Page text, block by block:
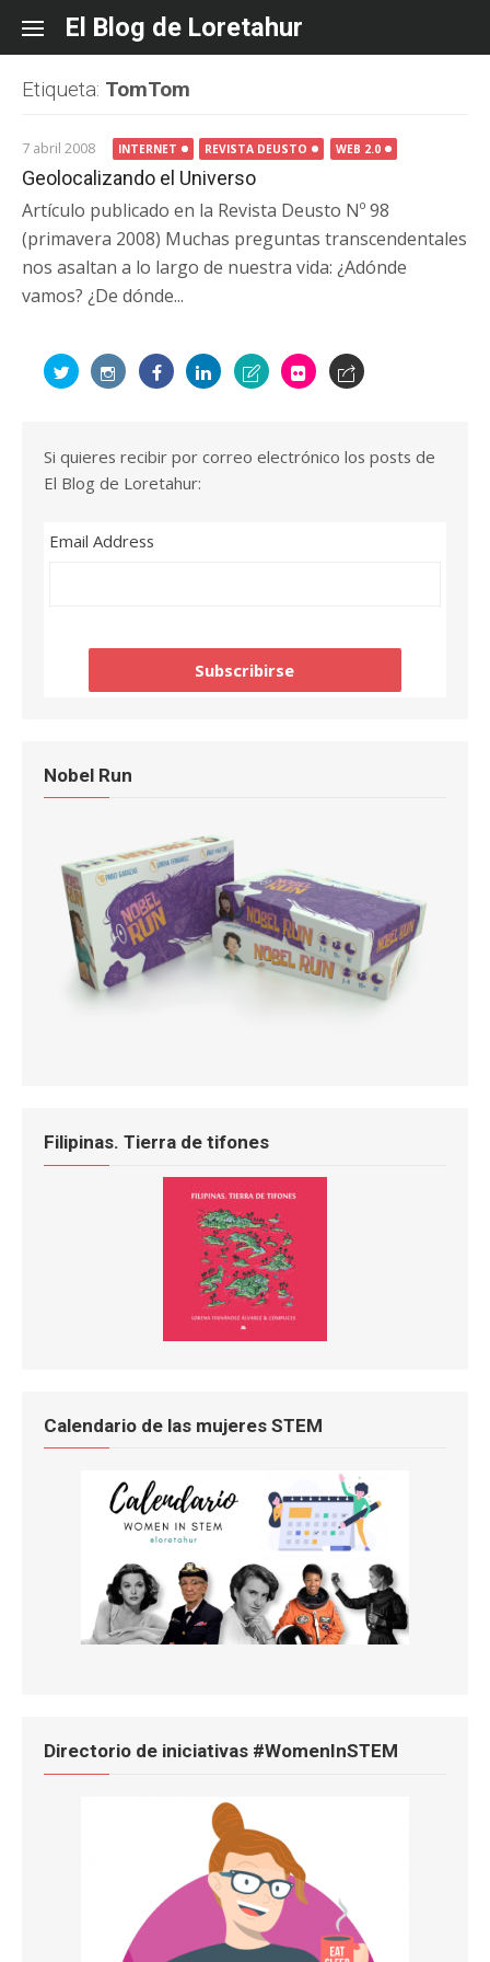
content
El Blog de Loretahur
Etiqueta: TomTom
7 abril 2008 INTERNET REVISTA DEUSTO WEB 2.0
Geolocalizando el Universo
Artículo publicado en la Revista Deusto Nº 98
(primavera 2008) Muchas preguntas transcendentales
nos asaltan a lo largo de nuestra vida: ¿Adónde
vamos? ¿De dónde...
Si quieres recibir por correo electrónico los posts de
El Blog de Loretahur:
Email Address
Nobel Run
Filipinas. Tierra de tifones
Calendario de las mujeres STEM
Directorio de iniciativas #WomenInSTEM